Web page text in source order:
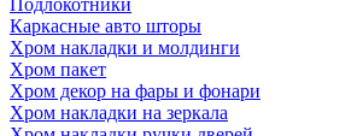
Подлокотники
Каркасные авто шторы
Хром накладки и молдинги
Хром пакет
Хром декор на фары и фонари
Хром накладки на зеркала